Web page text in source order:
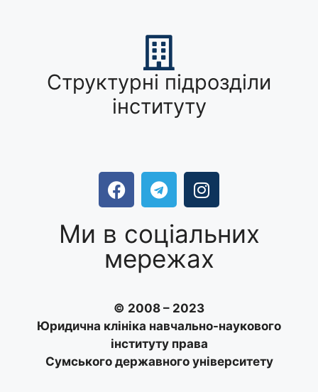
Структурні підрозділи
інституту
Ми в соціальних
мережах
© 2008 – 2023
Юридична клініка навчально-наукового
інституту права
Сумського державного університету